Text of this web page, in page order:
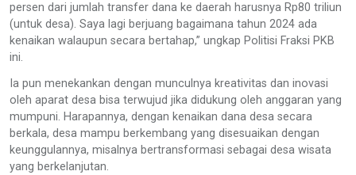
persen dari jumlah transfer dana ke daerah harusnya Rp80 triliun
(untuk desa). Saya lagi berjuang bagaimana tahun 2024 ada
kenaikan walaupun secara bertahap,” ungkap Politisi Fraksi PKB
ini.
Ia pun menekankan dengan munculnya kreativitas dan inovasi
oleh aparat desa bisa terwujud jika didukung oleh anggaran yang
mumpuni. Harapannya, dengan kenaikan dana desa secara
berkala, desa mampu berkembang yang disesuaikan dengan
keunggulannya, misalnya bertransformasi sebagai desa wisata
yang berkelanjutan.